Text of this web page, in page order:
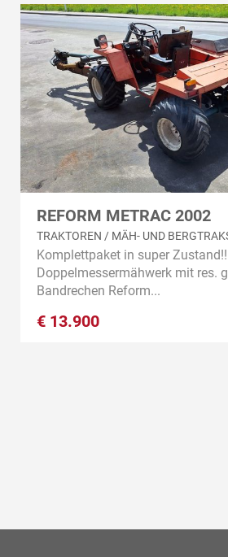
REFORM METRAC 2002
TRAKTOREN / MÄH- UND
Komplettpaket in super
Doppelmessermähwerk mit res.
Bandrechen Reform...
€ 13.900